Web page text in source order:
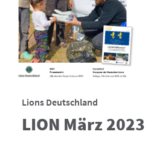
Lions Deutschland
LION März 2023